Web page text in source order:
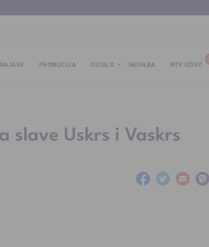
NAJAVE PROMOCIJA OSTALO NEON.BA NTV UŽIVO
slave Uskrs i Vaskrs